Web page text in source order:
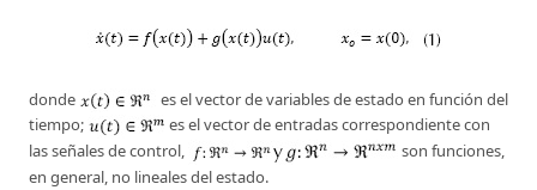
donde
es el vector de variables de estado en función del
tiempo;
es el vector de entradas correspondiente con
las señales de control,
son funciones,
en general, no lineales del estado.